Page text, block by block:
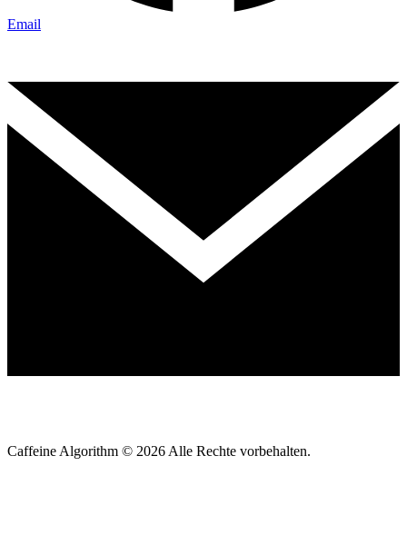
Email
Caffeine Algorithm © 2026 Alle Rechte vorbehalten.